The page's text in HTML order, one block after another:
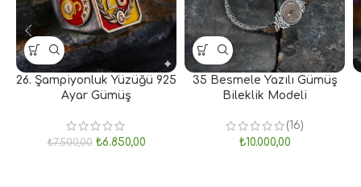
26. Şampiyonluk Yüzüğü 925
Ayar Gümüş
₺7.500,00 ₺6.850,00
35 Besmele Yazılı Gümüş
Bileklik Modeli
(16)
₺10.000,00